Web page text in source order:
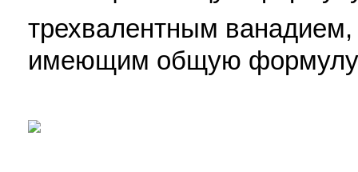
трехвалентным
имеющим общую